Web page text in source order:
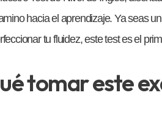
hacia el aprendizaje. Ya seas
tu fluidez, este test es el
tomar este